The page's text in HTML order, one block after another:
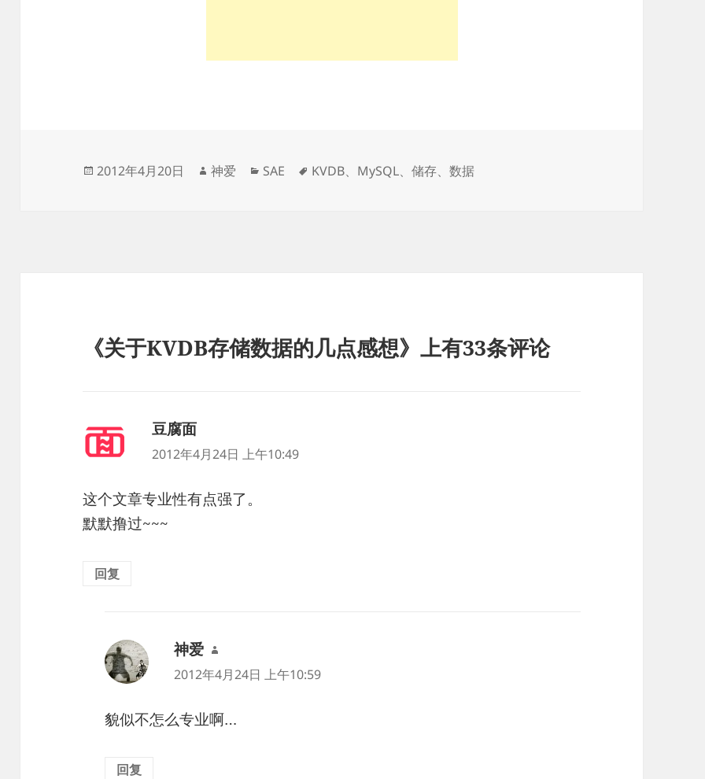
发
2012年4月20日
作
神爱
分
SAE
标
KVDB、 MySQL、储存、数据
《关于KVDB存储数据的几点感想》上有33条评论
豆腐面
道：
2012年4月24日 上午10:49
这个文章专业性有点强了。
默默撸过~~~
回复
神爱
说
道：
2012年4月24日 上午10:59
貌似不怎么专业啊…
回复